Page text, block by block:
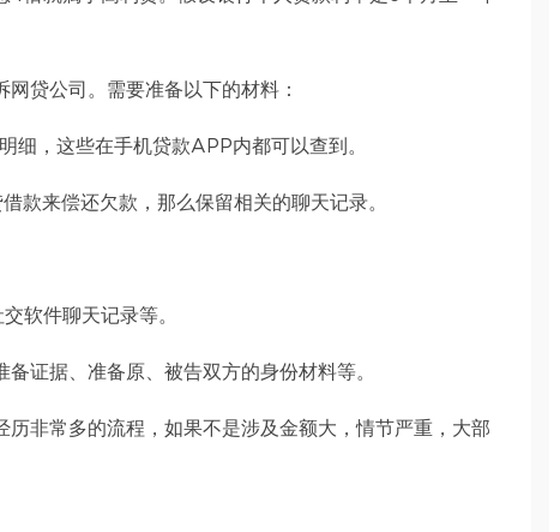
贷公司。需要准备以下的材料：
细，这些在手机贷款APP内都可以查到。
款来偿还欠款，那么保留相关的聊天记录。
软件聊天记录等。
证据、准备原、被告双方的身份材料等。
非常多的流程，如果不是涉及金额大，情节严重，大部